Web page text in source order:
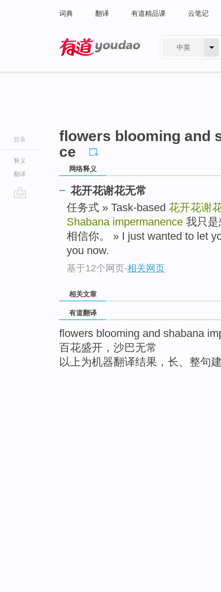
词典 翻译 有道精品课 云笔记
中英
目录
释义
翻译
flowers blooming and
ce
网络释义
花开花谢花无常
任务式 » Task-based 花开花谢
Shabana impermanence 我只
相信你。 » I just wanted to let
you now.
基于12个网页-相关网页
相关文章
有道翻译
flowers blooming and shabana
百花盛开，沙巴无常
以上为机器翻译结果，长、整句